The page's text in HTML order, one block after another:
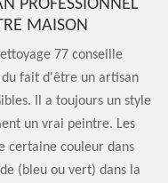
PROFESSIONNEL
MAISON
77 conseille
fait d'être un artisan
Il a toujours un style
un vrai peintre. Les
certaine couleur dans
(bleu ou vert) dans la